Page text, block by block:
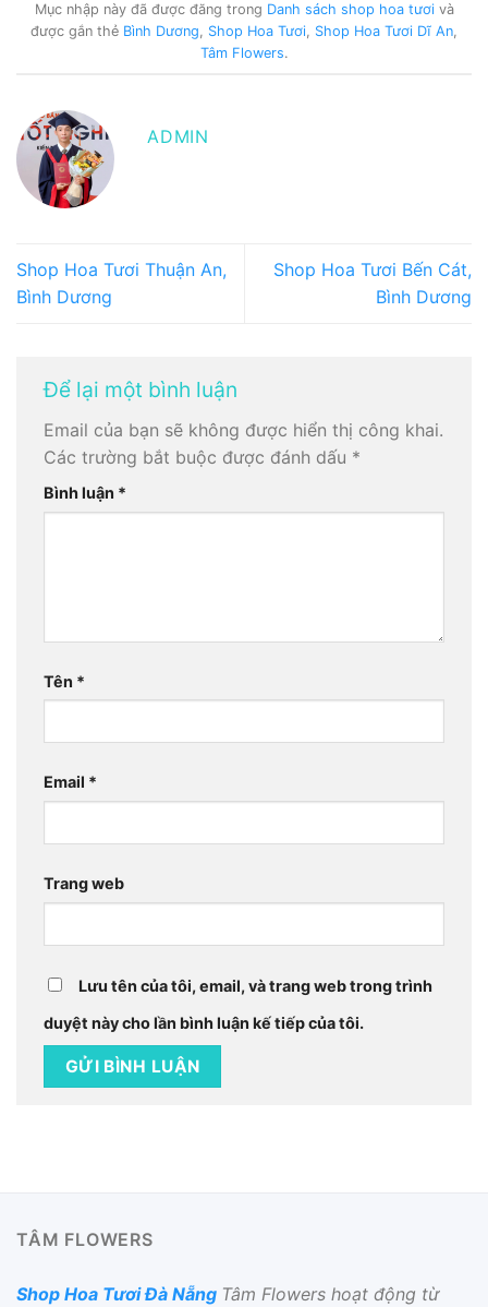
Mục nhập này đã được đăng trong Danh sách shop hoa tươivà
được gắn thẻ Bình Dương, Shop Hoa Tươi, Shop Hoa Tươi Dĩ An,
Tâm Flowers.
ADMIN
Shop Hoa Tươi Thuận An,
Bình Dương
Shop Hoa Tươi Bến Cát,
Bình Dương
Để lại một bình luận
Email của bạn sẽ không được hiển thị công khai.
Các trường bắt buộc được đánh dấu *
Bình luận *
Tên *
Email *
Trang web
Lưu tên của tôi, email, và trang web trong trình
duyệt này cho lần bình luận kế tiếp của tôi.
TÂM FLOWERS
Shop Hoa Tươi Đà Nẵng Tâm Flowers hoạt động từ